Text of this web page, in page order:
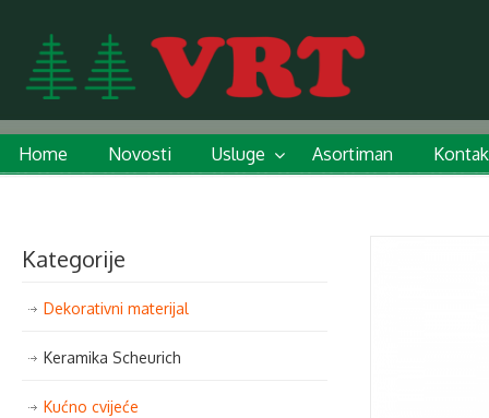
Home Novosti Usluge Asortiman
Kategorije
Dekorativni materijal
Keramika Scheurich
Kućno cvijeće